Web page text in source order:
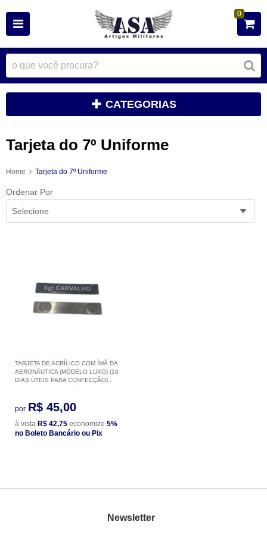
0
CATEGORIAS
Tarjeta do 7º Uniforme
Home Tarjeta do 7º Uniforme
Ordenar Por
Selecione
TARJETA DE ACRÍLICO COM ÍMÃ DA
AERONÁUTICA (MODELO LUXO) (10
DIAS ÙTEIS PARA CONFECÇÃO) .
por R$ 45,00
à vista R$ 42,75 economize 5%
no Boleto Bancário ou Pix
Newsletter